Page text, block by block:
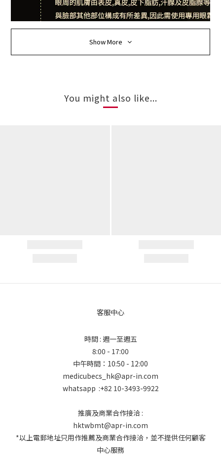
Show More
You might also like...
客服中心
時間 : 週一至週五
8:00 - 17:00
中午時間：10:50 - 12:00
medicubecs_hk@apr-in.com
whatsapp :+82 10-3493-9922
推廣及商業合作接洽 :
hktwbmt@apr-in.com
*以上電郵地址只用作推薦及商業合作接洽，並不提供任何顧客
中心服務